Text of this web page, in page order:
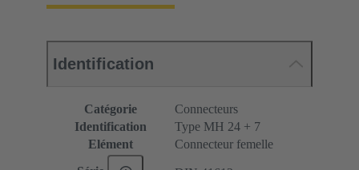
Identification
Catégorie
Connecteurs
Identification
Type MH 24 + 7
Elément
Connecteur femelle